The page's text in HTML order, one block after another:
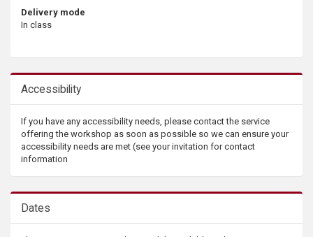
Delivery mode
In class
Accessibility
If you have any accessibility needs, please contact the service
offering the workshop as soon as possible so we can ensure your
accessibility needs are met (see your invitation for contact
information
Dates